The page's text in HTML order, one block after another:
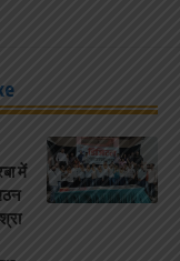
में